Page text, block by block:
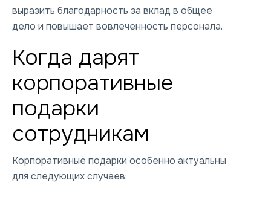
выразить благодарность за вклад в общее
дело и повышает вовлеченность персонала.
Когда дарят
корпоративные
подарки
сотрудникам
Корпоративные подарки особенно актуальны
для следующих случаев: